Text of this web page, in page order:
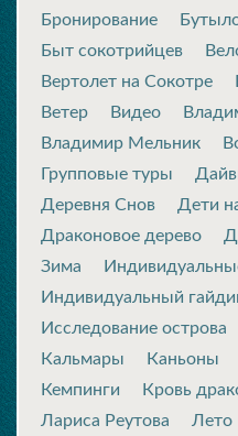
Бронирование
Быт сокотрийцев
Вертолет на Сокотре
Ветер
Видео
Владимир Мельник
Групповые туры
Деревня Снов
Дети
Драконовое дерево
Зима
Индивидуальный
Исследование острова
Кальмары
Каньоны
Кемпинги
Кровь
Лариса Реутова
Лето